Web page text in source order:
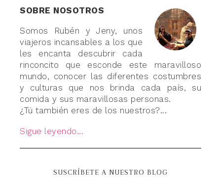
SOBRE NOSOTROS
Somos Rubén y Jeny, unos
viajeros incansables a los que
les encanta descubrir cada
rinconcito que esconde este maravilloso
mundo, conocer las diferentes costumbres
y culturas que nos brinda cada país, su
comida y sus maravillosas personas.
¿Tú también eres de los nuestros?...
Sigue leyendo...
SUSCRÍBETE A NUESTRO BLOG